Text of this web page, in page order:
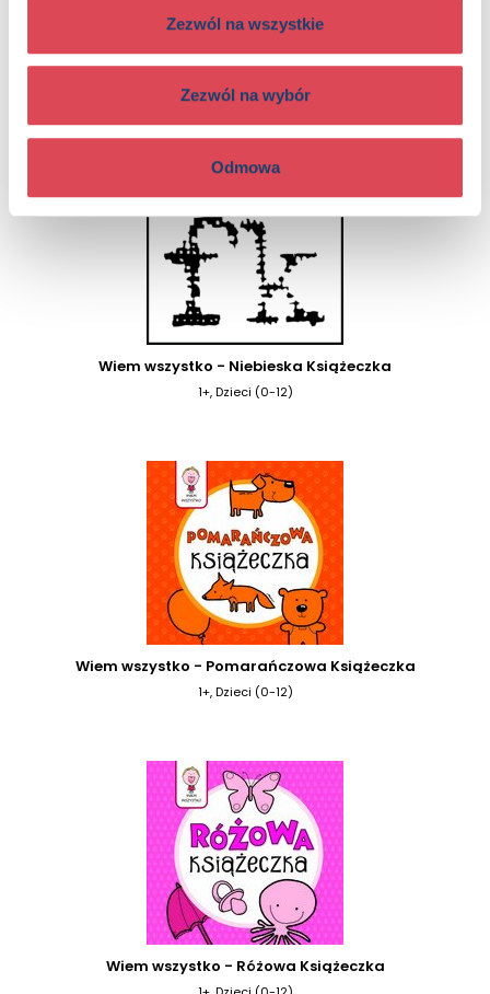
Zezwól na wszystkie
Zezwól na wybór
Odmowa
Wiem wszystko - Fioletowa Książeczka
1+, Dzieci (0-12)
Wiem wszystko - Niebieska Książeczka
1+, Dzieci (0-12)
Wiem wszystko - Pomarańczowa Książeczka
1+, Dzieci (0-12)
Wiem wszystko - Różowa Książeczka